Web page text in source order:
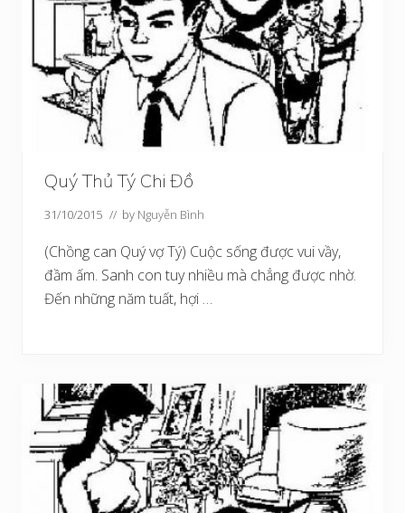
Quý Thủ Tý Chi Đồ
31/10/2015 // by Nguyễn Bình
(Chồng can Quý vợ Tý) Cuộc sống được vui vầy,
đầm ấm. Sanh con tuy nhiều mà chẳng được nhờ.
Đến những năm tuất, hợi …